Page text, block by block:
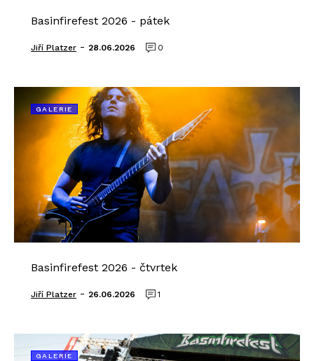
Basinfirefest 2026 - pátek
Jiří Platzer - 28.06.2026 0
GALERIE
Basinfirefest 2026 - čtvrtek
Jiří Platzer - 26.06.2026 1
GALERIE